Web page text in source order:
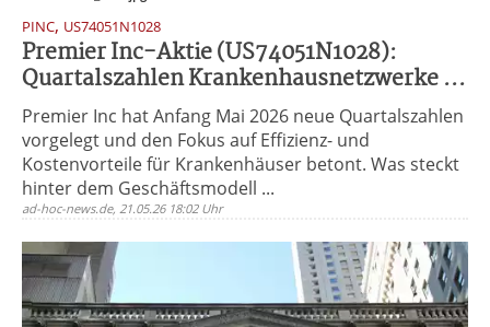
PINC, US74051N1028
Premier Inc-Aktie (US74051N1028):
Quartalszahlen Krankenhausnetzwerke ...
Premier Inc hat Anfang Mai 2026 neue Quartalszahlen
vorgelegt und den Fokus auf Effizienz- und
Kostenvorteile für Krankenhäuser betont. Was steckt
hinter dem Geschäftsmodell ...
ad-hoc-news.de, 21.05.26 18:02 Uhr